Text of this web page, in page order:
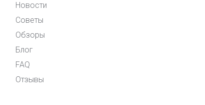
Новости
Советы
Обзоры
Блог
FAQ
Отзывы